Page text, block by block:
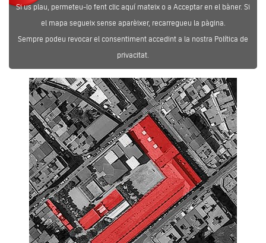
Si us plau, permeteu-lo fent clic aquí mateix o a Acceptar en el bàner. Si
el mapa segueix sense aparèixer, recarregueu la pàgina.
Sempre podeu revocar el consentiment accedint a la nostra Política de
privacitat.